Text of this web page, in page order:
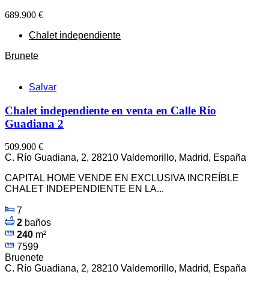
689.900 €
Chalet independiente
Brunete
Salvar
Chalet independiente en venta en Calle Río
Guadiana 2
509.900 €
C. Río Guadiana, 2, 28210 Valdemorillo, Madrid, España
CAPITAL HOME VENDE EN EXCLUSIVA INCREÍBLE
CHALET INDEPENDIENTE EN LA...
7
2 baños
240 m²
7599
Bruenete
C. Río Guadiana, 2, 28210 Valdemorillo, Madrid, España